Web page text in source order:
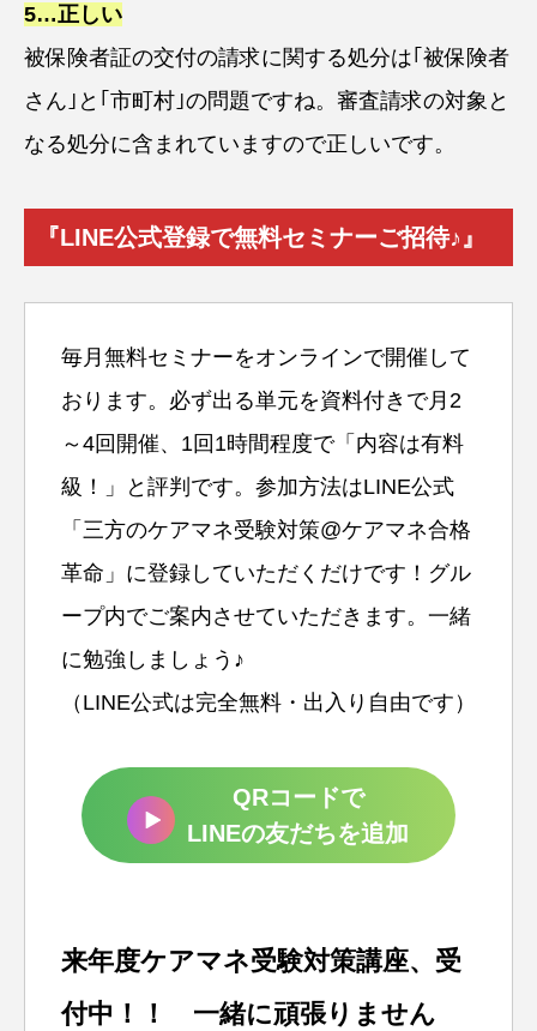
5…正しい
被保険者証の交付の請求に関する処分は｢被保険者
さん｣と｢市町村｣の問題ですね。審査請求の対象と
なる処分に含まれていますので正しいです。
『LINE公式登録で無料セミナーご招待♪』
毎月無料セミナーをオンラインで開催して
おります。必ず出る単元を資料付きで月2
～4回開催、1回1時間程度で「内容は有料
級！」と評判です。参加方法はLINE公式
「三方のケアマネ受験対策@ケアマネ合格
革命」に登録していただくだけです！グル
ープ内でご案内させていただきます。一緒
に勉強しましょう♪
（LINE公式は完全無料・出入り自由です）
QRコードで
LINEの友だちを追加
来年度ケアマネ受験対策講座、受
付中！！ 一緒に頑張りません